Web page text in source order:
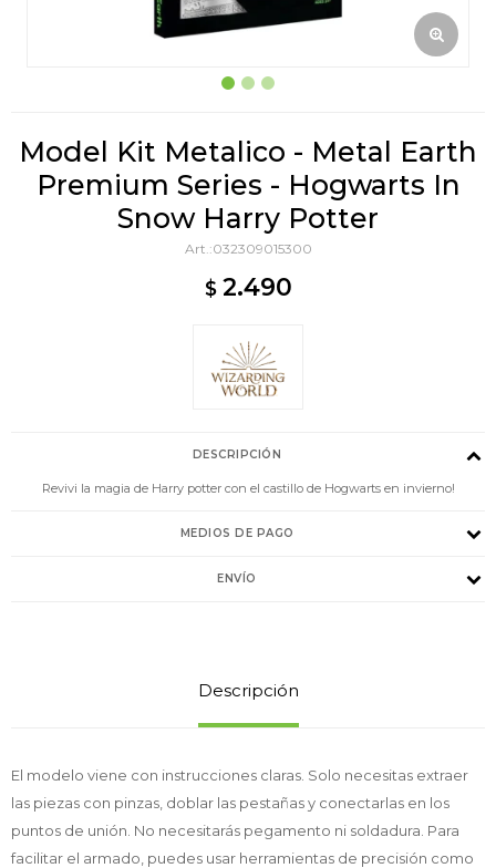
Model Kit Metalico - Metal Earth
Premium Series - Hogwarts In
Snow Harry Potter
032309015300
$ 2.490
DESCRIPCIÓN
Revivi la magia de Harry potter con el castillo de Hogwarts en invierno!
MEDIOS DE PAGO
ENVÍO
Descripción
El modelo viene con instrucciones claras. Solo necesitas extraer
las piezas con pinzas, doblar las pestañas y conectarlas en los
puntos de unión. No necesitarás pegamento ni soldadura. Para
facilitar el armado, puedes usar herramientas de precisión como